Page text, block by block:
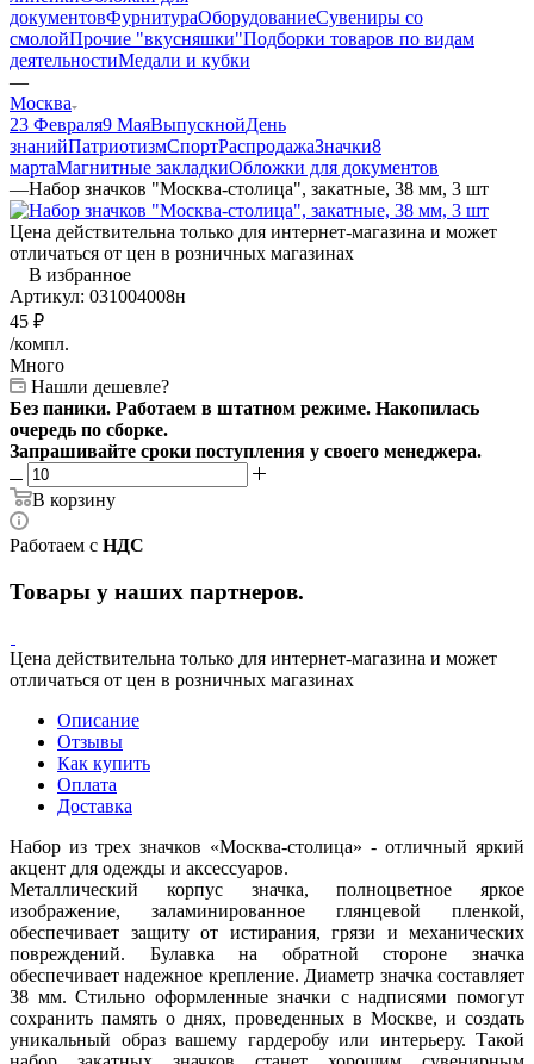
документовФурнитураОборудованиеСувениры со
смолойПрочие "вкусняшки"Подборки товаров по видам
деятельностиМедали и кубки
—
Москва
23 Февраля9 МаяВыпускнойДень
знанийПатриотизмСпортРаспродажаЗначки8
мартаМагнитные закладкиОбложки для документов
—Набор значков "Москва-столица", закатные, 38 мм, 3 шт
Цена действительна только для интернет-магазина и может
отличаться от цен в розничных магазинах
В избранное
Артикул: 031004008н
45 ₽
/компл.
Много
Нашли дешевле?
Без паники. Работаем в штатном режиме. Накопилась
очередь по сборке.
Запрашивайте сроки поступления у своего менеджера.
В корзину
Работаем с НДС
Товары у наших партнеров.
Цена действительна только для интернет-магазина и может
отличаться от цен в розничных магазинах
Описание
Отзывы
Как купить
Оплата
Доставка
Набор из трех значков «Москва-столица» - отличный яркий
акцент для одежды и аксессуаров.
Металлический корпус значка, полноцветное яркое
изображение, заламинированное глянцевой пленкой,
обеспечивает защиту от истирания, грязи и механических
повреждений. Булавка на обратной стороне значка
обеспечивает надежное крепление. Диаметр значка составляет
38 мм. Стильно оформленные значки с надписями помогут
сохранить память о днях, проведенных в Москве, и создать
уникальный образ вашему гардеробу или интерьеру. Такой